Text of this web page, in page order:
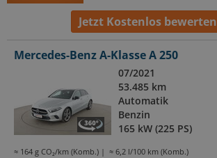
Jetzt Kostenlos bewerten
Mercedes-Benz A-Klasse A 250
07/2021
53.485 km
Automatik
Benzin
165 kW (225 PS)
≈ 164 g CO₂/km (Komb.) ≈ 6,2 l/100 km (Komb.)